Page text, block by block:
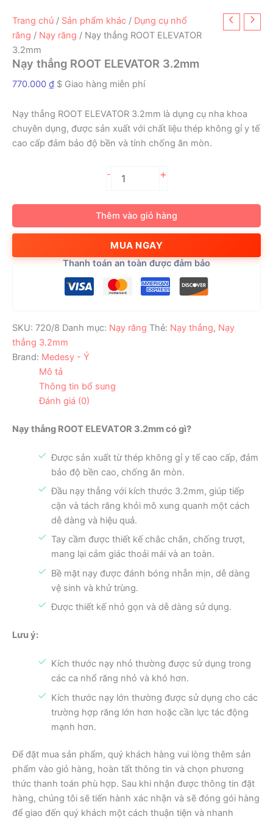
Trang chủ / Sản phẩm khác / Dụng cụ nhổ
răng / Nạy răng / Nạy thẳng ROOT ELEVATOR
3.2mm
Nạy thẳng ROOT ELEVATOR 3.2mm
770.000 ₫ $ Giao hàng miễn phí
Nạy thẳng ROOT ELEVATOR 3.2mm là dụng cụ nha khoa
chuyên dụng, được sản xuất với chất liệu thép không gỉ y tế
cao cấp đảm bảo độ bền và tính chống ăn mòn.
-
3.2mm
số
lượng
+
Thêm vào giỏ hàng
MUA NGAY
Thanh toán an toàn được đảm bảo
SKU: 720/8 Danh mục: Nạy răng Thẻ: Nạy thẳng, Nạy
thẳng 3.2mm
Brand: Medesy - Ý
Mô tả
Thông tin bổ sung
Đánh giá (0)
Nạy thẳng ROOT ELEVATOR 3.2mm có gì?
Được sản xuất từ thép không gỉ y tế cao cấp, đảm
bảo độ bền cao, chống ăn mòn.
Đầu nạy thẳng với kích thước 3.2mm, giúp tiếp
cận và tách răng khỏi mô xung quanh một cách
dễ dàng và hiệu quả.
Tay cầm được thiết kế chắc chắn, chống trượt,
mang lại cảm giác thoải mái và an toàn.
Bề mặt nạy được đánh bóng nhẵn mịn, dễ dàng
vệ sinh và khử trùng.
Được thiết kế nhỏ gọn và dễ dàng sử dụng.
Lưu ý:
Kích thước nạy nhỏ thường được sử dụng trong
các ca nhổ răng nhỏ và khó hơn.
Kích thước nạy lớn thường được sử dụng cho các
trường hợp răng lớn hơn hoặc cần lực tác động
mạnh hơn.
Để đặt mua sản phẩm, quý khách hàng vui lòng thêm sản
phẩm vào giỏ hàng, hoàn tất thông tin và chọn phương
thức thanh toán phù hợp. Sau khi nhận được thông tin đặt
hàng, chúng tôi sẽ tiến hành xác nhận và sẽ đóng gói hàng
để giao đến quý khách một cách thuận tiện và nhanh